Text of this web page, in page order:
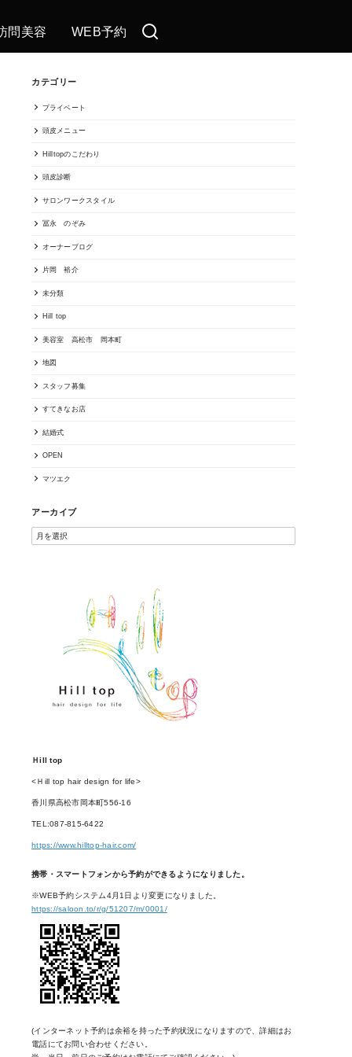
問美容 WEB予約
カテゴリー
プライベート
頭皮メニュー
Hilltopのこだわり
頭皮診断
サロンワークスタイル
冨永 のぞみ
オーナーブログ
片岡 裕介
未分類
Hill top
美容室 高松市 岡本町
地図
スタッフ募集
すてきなお店
結婚式
OPEN
マツエク
アーカイブ
Ｈill top
<Ｈill top hair design for life>
香川県高松市岡本町556-16
TEL:087-815-6422
https://www.hilltop-hair.com/
携帯・スマートフォンから予約ができるようになりました。
※WEB予約システム4月1日より変更になりました。
https://saloon.to/r/g/51207/m/0001/
(インターネット予約は余裕を持った予約状況になりますので、詳細はお
電話にてお問い合わせください。